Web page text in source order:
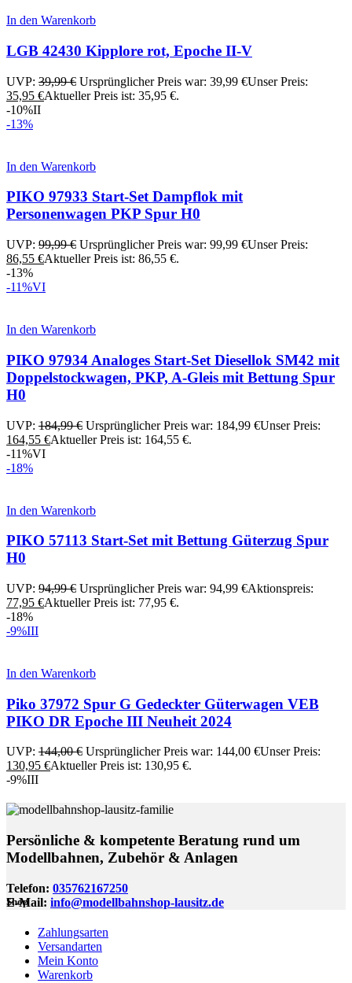
In den Warenkorb
LGB 42430 Kipplore rot, Epoche II-V
UVP: 39,99€ Ursprünglicher Preis war: 39,99 €Unser Preis:
35,95 €Aktueller Preis ist: 35,95 €.
-10%II
-13%
In den Warenkorb
PIKO 97933 Start-Set Dampflok mit
Personenwagen PKP Spur H0
UVP: 99,99€ Ursprünglicher Preis war: 99,99 €Unser Preis:
86,55 €Aktueller Preis ist: 86,55 €.
-13%
-11%VI
In den Warenkorb
PIKO 97934 Analoges Start-Set Diesellok SM42 mit
Doppelstockwagen, PKP, A-Gleis mit Bettung Spur
H0
UVP: 184,99€ Ursprünglicher Preis war: 184,99 €Unser Preis:
164,55 €Aktueller Preis ist: 164,55 €.
-11%VI
-18%
In den Warenkorb
PIKO 57113 Start-Set mit Bettung Güterzug Spur
H0
UVP: 94,99€ Ursprünglicher Preis war: 94,99 €Aktionspreis:
77,95 €Aktueller Preis ist: 77,95 €.
-18%
-9%III
In den Warenkorb
Piko 37972 Spur G Gedeckter Güterwagen VEB
PIKO DR Epoche III Neuheit 2024
UVP: 144,00€ Ursprünglicher Preis war: 144,00 €Unser Preis:
130,95 €Aktueller Preis ist: 130,95 €.
-9%III
Persönliche & kompetente Beratung rund um
Modellbahnen, Zubehör & Anlagen
Telefon: 035762167250
E-Mail: info@modellbahnshop-lausitz.de
Shop
Zahlungsarten
Versandarten
Mein Konto
Warenkorb